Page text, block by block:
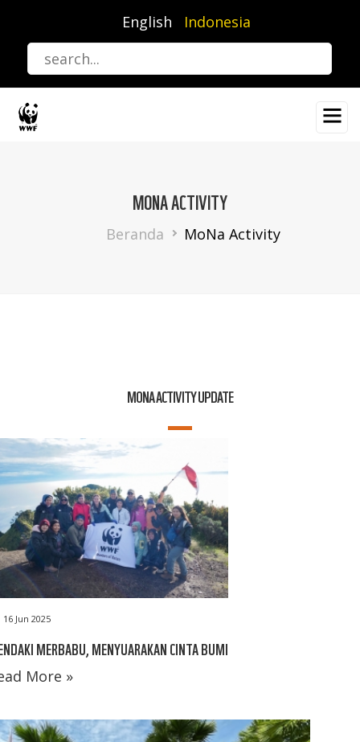
utama
English Indonesia
MONA ACTIVITY
Breadcrumb
Beranda MoNa Activity
MONA ACTIVITY UPDATE
16 Jun 2025
MERBABU, MENYUARAKAN CINTA BUMI
More »